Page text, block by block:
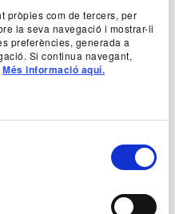
pròpies com de tercers, per
la seva navegació i mostrar-li
preferències, generada a
Si continua navegant,
Més informació aquí.
Bernat Cot, Víctor G.
Paula Malia, Bernat
Roig, Joana
Aina Sánchez, Clara
Totusaus, Toni Viñals
generals a partir